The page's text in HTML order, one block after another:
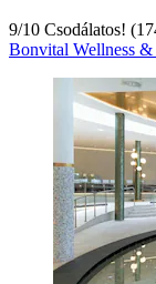
9/10 Csodálatos!
Bonvital Wellness